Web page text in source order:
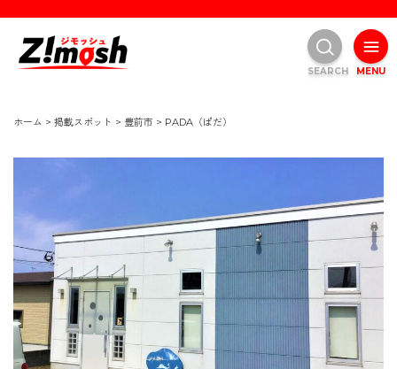
ホーム > 掲載スポット > 豊前市 > PADA（ぱだ）
MENU
SEARCH